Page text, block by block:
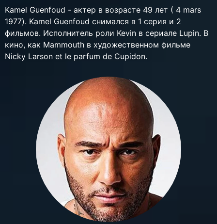
Kamel Guenfoud - актер в возрасте 49 лет ( 4 mars
1977). Kamel Guenfoud снимался в 1 серия и 2
фильмов. Исполнитель роли Kevin в сериале Lupin. В
кино, как Mammouth в художественном фильме
Nicky Larson et le parfum de Cupidon.